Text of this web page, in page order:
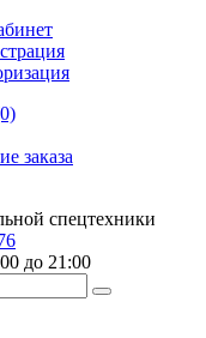
заказа
спецтехники
до 21:00